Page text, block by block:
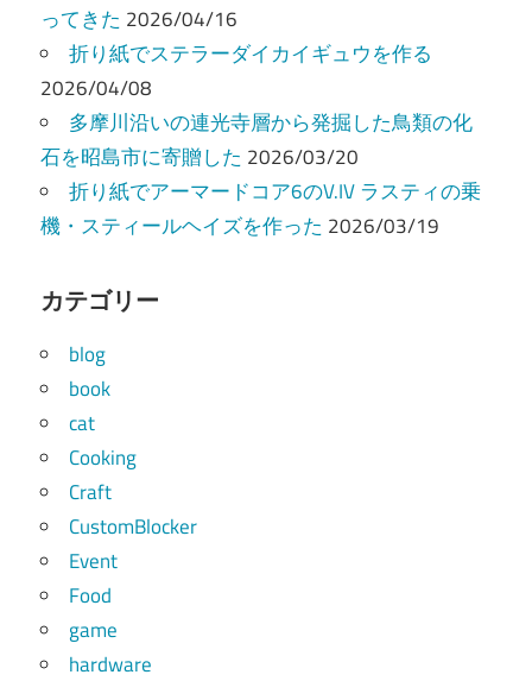
ってきた 2026/04/16
折り紙でステラーダイカイギュウを作る
2026/04/08
多摩川沿いの連光寺層から発掘した鳥類の化
石を昭島市に寄贈した 2026/03/20
折り紙でアーマードコア6のV.IV ラスティの乗
機・スティールヘイズを作った 2026/03/19
カテゴリー
blog
book
cat
Cooking
Craft
CustomBlocker
Event
Food
game
hardware